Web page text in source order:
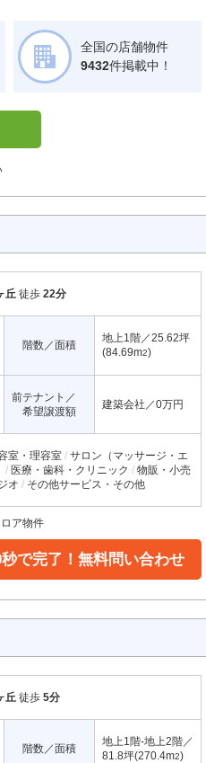
全国の店舗物件
9432件掲載中！
丘 徒歩 22分
階数／面積
地上1階／25.62坪
(84.69m2)
前テナント／
希望譲渡額
建築会社／0万円
室・理容室
サロン（マッサージ・エ
医療・歯科・クリニック
物販・小売
オ
その他サービス・その他
ア物件
で完了！無料問い合わせ
丘 徒歩 5分
階数／面積
地上1階-地上2階／
81.8坪(270.4m2)